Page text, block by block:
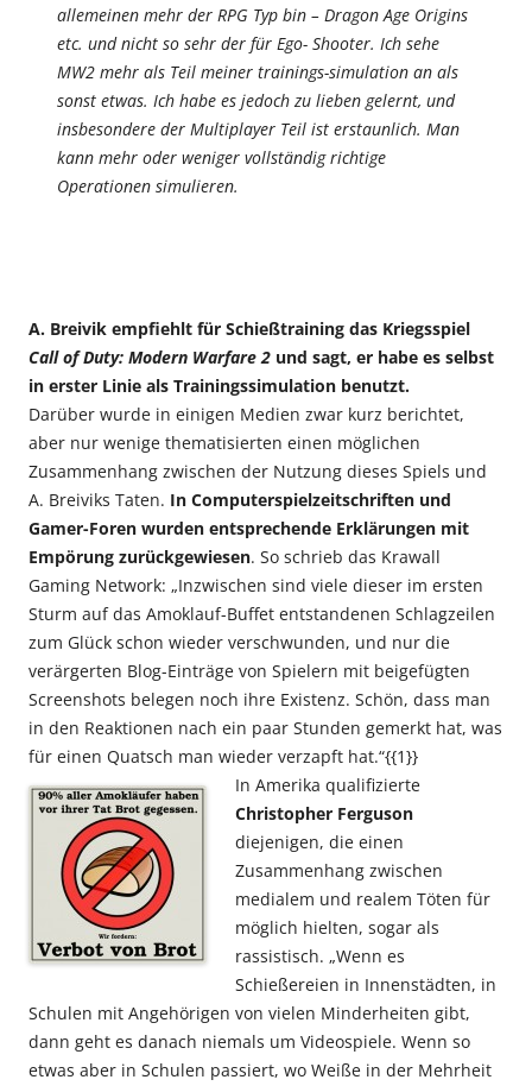
allemeinen mehr der RPG Typ bin – Dragon Age Origins
etc. und nicht so sehr der für Ego- Shooter. Ich sehe
MW2 mehr als Teil meiner trainings-simulation an als
sonst etwas. Ich habe es jedoch zu lieben gelernt, und
insbesondere der Multiplayer Teil ist erstaunlich. Man
kann mehr oder weniger vollständig richtige
Operationen simulieren.
A. Breivik empfiehlt für Schießtraining das Kriegsspiel
Call of Duty: Modern Warfare 2 und sagt, er habe es selbst
in erster Linie als Trainingssimulation benutzt.
Darüber wurde in einigen Medien zwar kurz berichtet,
aber nur wenige thematisierten einen möglichen
Zusammenhang zwischen der Nutzung dieses Spiels und
A. Breiviks Taten. In Computerspielzeitschriften und
Gamer-Foren wurden entsprechende Erklärungen mit
Empörung zurückgewiesen. So schrieb das Krawall
Gaming Network: „Inzwischen sind viele dieser im ersten
Sturm auf das Amoklauf-Buffet entstandenen Schlagzeilen
zum Glück schon wieder verschwunden, und nur die
verärgerten Blog-Einträge von Spielern mit beigefügten
Screenshots belegen noch ihre Existenz. Schön, dass man
in den Reaktionen nach ein paar Stunden gemerkt hat, was
für einen Quatsch man wieder verzapft hat.“{{1}}
In Amerika qualifizierte
Christopher Ferguson
diejenigen, die einen
Zusammenhang zwischen
medialem und realem Töten für
möglich hielten, sogar als
rassistisch. „Wenn es
Schießereien in Innenstädten, in
Schulen mit Angehörigen von vielen Minderheiten gibt,
dann geht es danach niemals um Videospiele. Wenn so
etwas aber in Schulen passiert, wo Weiße in der Mehrheit